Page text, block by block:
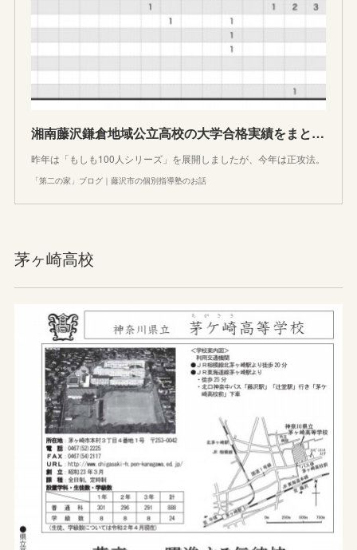
湘南藤沢鎌倉地域公立高校の大学合格実績をまとめて比較してみた
昨年は「もしも100人シリーズ」を展開しましたが、今年は正攻法。
「第二の家」ブログ｜藤沢市の個別指導塾のお話
茅ヶ崎高校